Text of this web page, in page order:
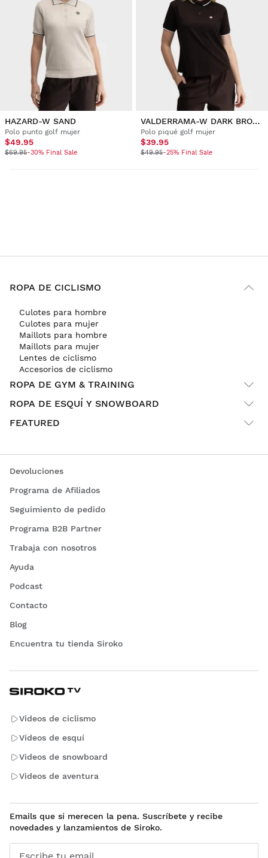
HAZARD-W SAND
Polo punto golf mujer
$49.95
$69.95-30% Final Sale
VALDERRAMA-W DARK BROWN
Polo piqué golf mujer
$39.95
$49.95-25% Final Sale
ROPA DE CICLISMO
Culotes para hombre
Culotes para mujer
Maillots para hombre
Maillots para mujer
Lentes de ciclismo
Accesorios de ciclismo
ROPA DE GYM & TRAINING
ROPA DE ESQUÍ Y SNOWBOARD
FEATURED
Devoluciones
Programa de Afiliados
Seguimiento de pedido
Programa B2B Partner
Trabaja con nosotros
Ayuda
Podcast
Contacto
Blog
Encuentra tu tienda Siroko
Videos de ciclismo
Vídeos de esquí
Videos de snowboard
Videos de aventura
Emails que sí merecen la pena. Suscríbete y recibe
novedades y lanzamientos de Siroko.
Escribe tu email